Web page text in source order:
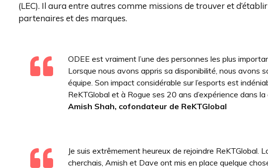
(LEC). Il aura entre autres comme missions de trouver et
partenaires et des marques.
ODEE est vraiment l’une des personnes les plus
Lorsque nous avons appris sa disponibilité, nous avons
équipe. Son impact considérable sur l’esports est
ReKTGlobal et à Rogue ses 20 ans d’expérience dans
Amish Shah, cofondateur de ReKTGlobal
Je suis extrêmement heureux de rejoindre ReKTGlobal.
cherchais, Amish et Dave ont mis en place quelque